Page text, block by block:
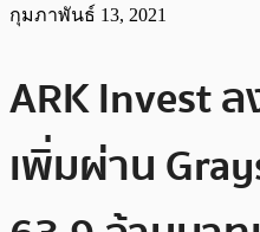
กุมภาพันธ์ 13, 2021
ARK Invest
เพิ่มผ่าน